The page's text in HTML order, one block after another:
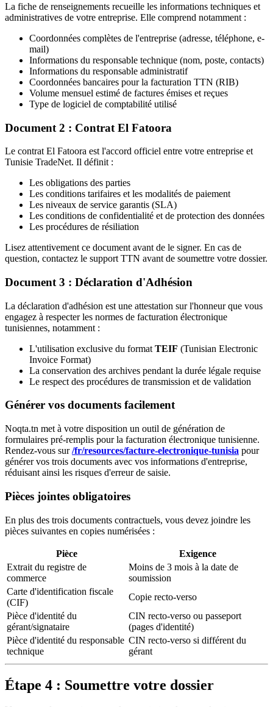
La fiche de renseignements recueille les informations techniques et
administratives de votre entreprise. Elle comprend notamment :
Coordonnées complètes de l'entreprise (adresse, téléphone, e-
mail)
Informations du responsable technique (nom, poste, contacts)
Informations du responsable administratif
Coordonnées bancaires pour la facturation TTN (RIB)
Volume mensuel estimé de factures émises et reçues
Type de logiciel de comptabilité utilisé
Document 2 : Contrat El Fatoora
Le contrat El Fatoora est l'accord officiel entre votre entreprise et
Tunisie TradeNet. Il définit :
Les obligations des parties
Les conditions tarifaires et les modalités de paiement
Les niveaux de service garantis (SLA)
Les conditions de confidentialité et de protection des données
Les procédures de résiliation
Lisez attentivement ce document avant de le signer. En cas de
question, contactez le support TTN avant de soumettre votre dossier.
Document 3 : Déclaration d'Adhésion
La déclaration d'adhésion est une attestation sur l'honneur que vous
engagez à respecter les normes de facturation électronique
tunisiennes, notamment :
L'utilisation exclusive du format TEIF (Tunisian Electronic
Invoice Format)
La conservation des archives pendant la durée légale requise
Le respect des procédures de transmission et de validation
Générer vos documents facilement
Noqta.tn met à votre disposition un outil de génération de
formulaires pré-remplis pour la facturation électronique tunisienne.
Rendez-vous sur/fr/resources/facture-electronique-tunisia pour
générer vos trois documents avec vos informations d'entreprise,
réduisant ainsi les risques d'erreur de saisie.
Pièces jointes obligatoires
En plus des trois documents contractuels, vous devez joindre les
pièces suivantes en copies numérisées :
Pièce
Exigence
Extrait du registre de
commerce
Moins de 3 mois à la date de
soumission
Carte d'identification fiscale
(CIF)
Copie recto-verso
Pièce d'identité du
gérant/signataire
CIN recto-verso ou passeport
(pages d'identité)
Pièce d'identité du responsable
technique
CIN recto-verso si différent du
gérant
Étape 4 : Soumettre votre dossier